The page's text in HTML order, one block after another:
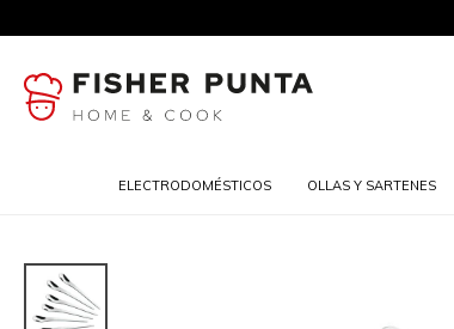
ELECTRODOMÉSTICOS OLLAS Y SARTENES